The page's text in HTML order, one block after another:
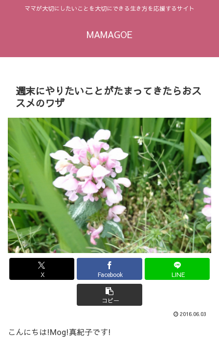
ママが大切にしたいことを大切にできる生き方を応援するサイト
MAMAGOE
週末にやりたいことがたまってきたらおス
スメのワザ
X Facebook LINE
コピー
2016.06.03
こんにちは!Mog!真紀子です!